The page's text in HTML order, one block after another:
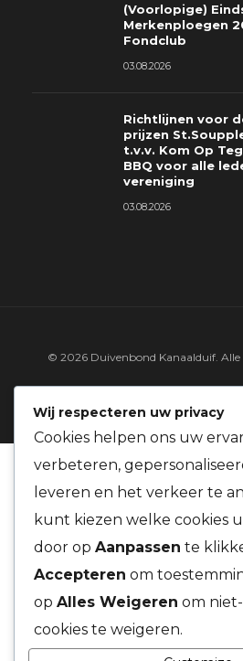
(Voorlopige)
Merkenploegen
Fondclub
03.08.2026
Richtlijnen voor
prijzen
t.v.v. Kom Op
BBQ voor alle
vereniging
03.08.2026
© 2026 Duivenbond Kanaalduif.
Wij respecteren uw privacy
Cookies helpen ons uw
verbeteren,
leveren en het verkeer te
kunt kiezen welke cookies
door op Aanpassen te
Accepteren om
op Alles Weigeren om
cookies te weigeren.